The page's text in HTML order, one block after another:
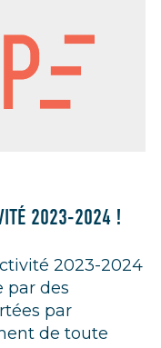
2023-2024 !
2023-2024
par des
par
de toute